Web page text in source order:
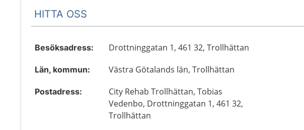
HITTA OSS
Besöksadress: Drottninggatan 1, 461 32, Trollhättan
Län, kommun: Västra Götalands län, Trollhättan
Postadress:
City Rehab Trollhättan, Tobias
Vedenbo, Drottninggatan 1, 461 32,
Trollhättan